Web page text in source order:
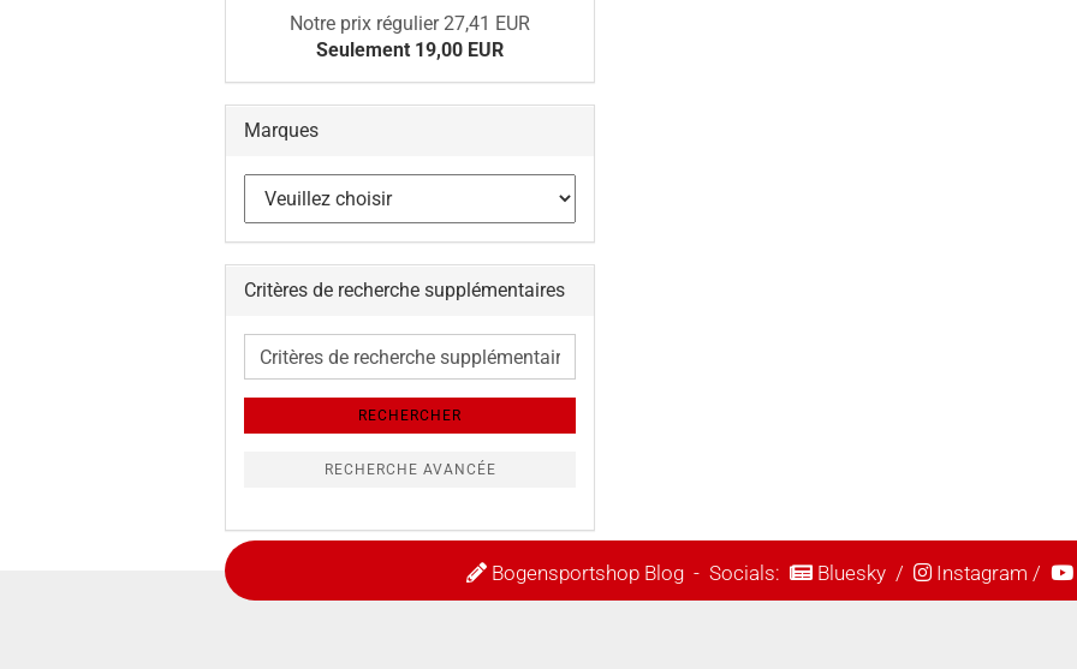
Notre prix régulier 27,41 EUR
Seulement 19,00 EUR
Marques
Critères de recherche supplémentaires
Critères
recherche
supplémentairesRECHERCHER
RECHERCHE AVANCÉE
Bogensportshop Blog- Socials: Bluesky/ Instagram /